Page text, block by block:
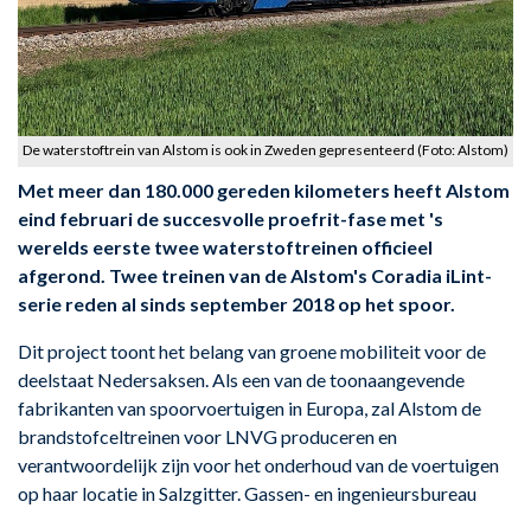
De waterstoftrein van Alstom is ook in Zweden gepresenteerd (Foto: Alstom)
Met meer dan 180.000 gereden kilometers heeft Alstom
eind februari de succesvolle proefrit-fase met 's
werelds eerste twee waterstoftreinen officieel
afgerond. Twee treinen van de Alstom's Coradia iLint-
serie reden al sinds september 2018 op het spoor.
Dit project toont het belang van groene mobiliteit voor de
deelstaat Nedersaksen. Als een van de toonaangevende
fabrikanten van spoorvoertuigen in Europa, zal Alstom de
brandstofceltreinen voor LNVG produceren en
verantwoordelijk zijn voor het onderhoud van de voertuigen
op haar locatie in Salzgitter. Gassen- en ingenieursbureau